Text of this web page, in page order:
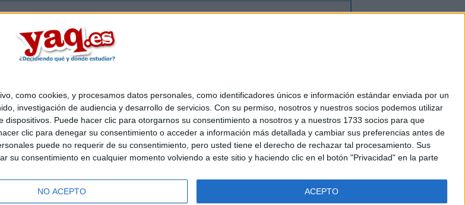
como cookies, y procesamos datos personales, como identificadores únicos e información estándar enviada por un
investigación de audiencia y desarrollo de servicios. Con su permiso, nosotros y nuestros socios podemos utilizar
Puede hacer clic para otorgarnos su consentimiento a nosotros y a nuestros 1733 socios para que
clic para denegar su consentimiento o acceder a información más detallada y cambiar sus preferencias antes de
puede no requerir de su consentimiento, pero usted tiene el derecho de rechazar tal procesamiento. Sus
su consentimiento en cualquier momento volviendo a este sitio y haciendo clic en el botón "Privacidad" en la parte
NO ACEPTO ACEPTO
Inicia sesiónoregístratepara enviar comentarios
somos|Contactar|Anúnciate
privacidad|Condiciones generales|Política de cookies
- Diego de León 47 - 28006 Madrid [ESPAÑA] - Tel. +34 91 593 2767